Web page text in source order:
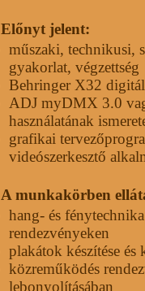
Előnyt jelent:
műszaki, technikusi,
gyakorlat, végzettség
Behringer X32
ADJ myDMX 3.0
használatának
grafikai
videószerkesztő
A munkakörben
hang- és
rendezvényeken
plakátok készítése és
közreműködés
lebonyolításában